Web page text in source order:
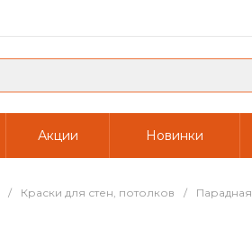
Акции Новинки
/ Краски для стен, потолков / Парадная